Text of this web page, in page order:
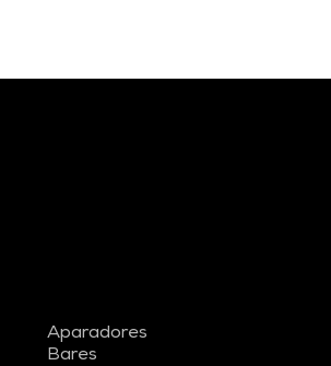
Aparadores
Bares